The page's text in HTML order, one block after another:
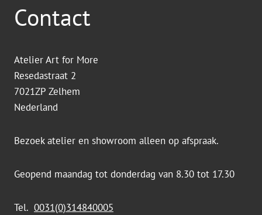
Contact
Atelier Art for More
Resedastraat 2
7021ZP Zelhem
Nederland
Bezoek atelier en showroom alleen op afspraak.
Geopend maandag tot donderdag van 8.30 tot 17.30
Tel. 0031(0)314840005